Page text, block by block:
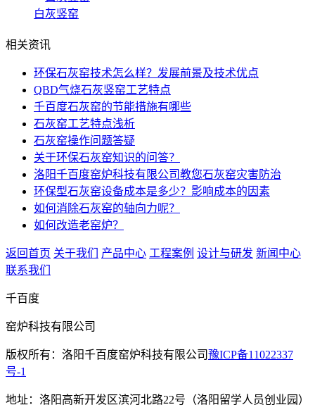
白灰竖窑
相关资讯
环保石灰窑技术怎么样？发展前景及技术优点
QBD气烧石灰竖窑工艺特点
千百度石灰窑的节能措施有哪些
石灰窑工艺特点浅析
石灰窑操作问题答疑
关于环保石灰窑知识的问答？
洛阳千百度窑炉科技有限公司教您石灰窑灾害防治
环保型石灰窑设备成本是多少？影响成本的因素
如何消除石灰窑的轴向力呢？
如何改造老窑炉？
返回首页 关于我们 产品中心 工程案例 设计与研发 新闻中心
联系我们
千百度
窑炉科技有限公司
版权所有：洛阳千百度窑炉科技有限公司豫ICP备11022337
号-1
地址：洛阳高新开发区滨河北路22号（洛阳留学人员创业园）